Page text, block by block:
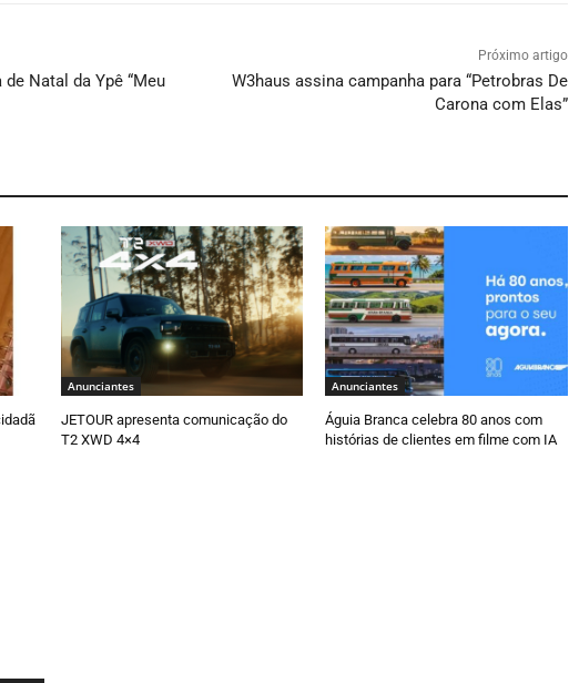
Natal da Ypê “Meu
Próximo artigo
W3haus assina campanha para “Petrobras De
Carona com Elas”
Anunciantes
JETOUR apresenta comunicação do
T2 XWD 4×4
Anunciantes
Águia Branca celebra 80 anos com
histórias de clientes em filme com IA